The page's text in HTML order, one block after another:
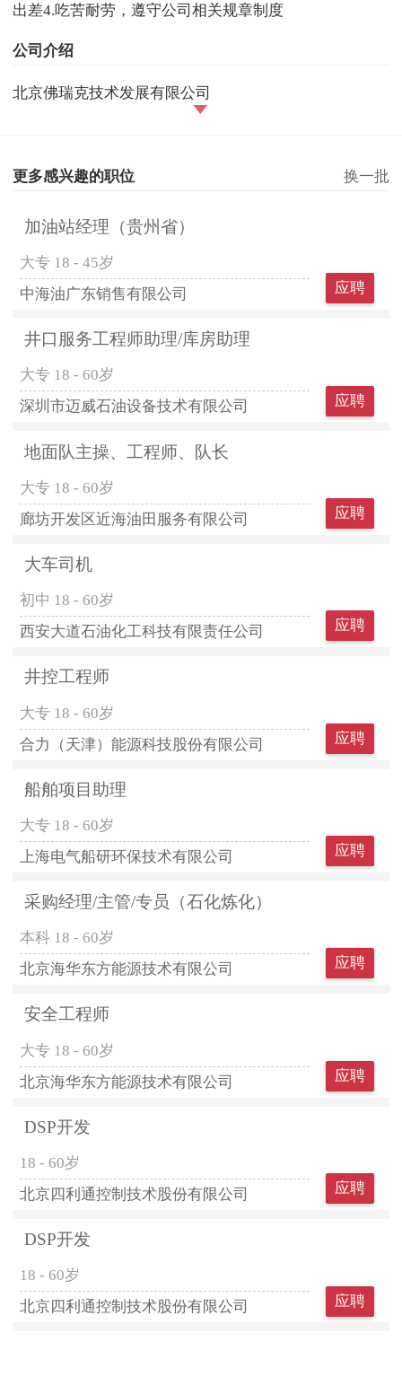
出差4.吃苦耐劳，遵守公司相关规章制度
公司介绍
北京佛瑞克技术发展有限公司
更多感兴趣的职位 换一批
加油站经理（贵州省）
大专 18 - 45岁
中海油广东销售有限公司
应聘
井口服务工程师助理/库房助理
大专 18 - 60岁
深圳市迈威石油设备技术有限公司
应聘
地面队主操、工程师、队长
大专 18 - 60岁
廊坊开发区近海油田服务有限公司
应聘
大车司机
初中 18 - 60岁
西安大道石油化工科技有限责任公司
应聘
井控工程师
大专 18 - 60岁
合力（天津）能源科技股份有限公司
应聘
船舶项目助理
大专 18 - 60岁
上海电气船研环保技术有限公司
应聘
采购经理/主管/专员（石化炼化）
本科 18 - 60岁
北京海华东方能源技术有限公司
应聘
安全工程师
大专 18 - 60岁
北京海华东方能源技术有限公司
应聘
DSP开发
18 - 60岁
北京四利通控制技术股份有限公司
应聘
DSP开发
18 - 60岁
北京四利通控制技术股份有限公司
应聘